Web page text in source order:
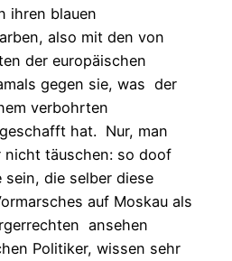
ihren blauen
also mit den von
der europäischen
gegen sie, was der
verbohrten
hat. Nur, man
nicht täuschen: so doof
sein, die selber diese
auf Moskau als
ansehen
Politiker, wissen sehr